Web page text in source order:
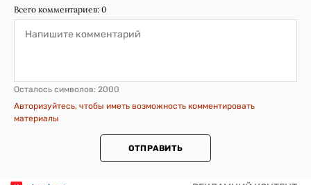
Всего комментариев: 0
Осталось символов: 2000
Авторизуйтесь, чтобы иметь возможность комментировать
материалы
ОТПРАВИТЬ